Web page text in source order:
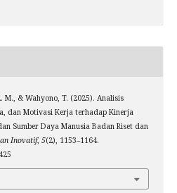
M., & Wahyono, T. (2025). Analisis
dan Motivasi Kerja terhadap Kinerja
Sumber Daya Manusia Badan Riset dan
Inovatif, 5(2), 1153–1164.